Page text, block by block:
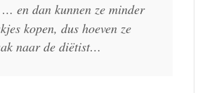
en dan kunnen ze minder
kopen, dus hoeven ze
naar de diëtist…